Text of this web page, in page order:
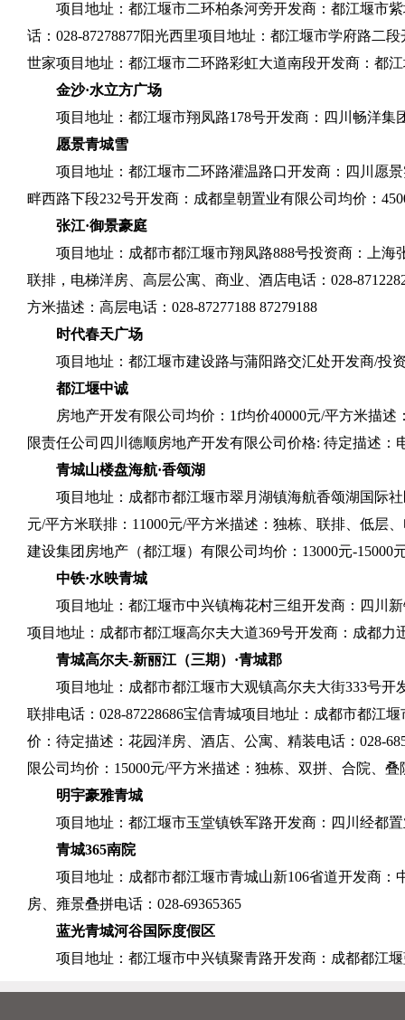
项目地址：都江堰市二环柏条河旁开发商：都江堰市
话： 028-87278877阳光西里项目地址：都江堰市学府路二
世家项目地址：都江堰市二环路彩虹大道南段开发商：都
金沙·水立方广场
项目地址：都江堰市翔凤路178号开发商：四川畅洋集
愿景青城雪
项目地址：都江堰市二环路灌温路口开发商：四川愿
畔西路下段232号开发商：成都皇朝置业有限公司均价：
张江·御景豪庭
项目地址：成都市都江堰市翔凤路888号投资商：上海
联排，电梯洋房、高层公寓、商业、酒店电话： 028-
方米描述：高层电话： 028-87277188 87279188
时代春天广场
项目地址：都江堰市建设路与蒲阳路交汇处开发商/投
都江堰中诚
房地产开发有限公司均价： 1f均价40000元/平方米描述
限责任公司四川德顺房地产开发有限公司价格: 待定描述：
青城山楼盘海航·香颂湖
项目地址：成都市都江堰市翠月湖镇海航香颂湖国际
元/平方米联排： 11000元/平方米描述：独栋、联排、低层
建设集团房地产（都江堰）有限公司均价： 13000元-15000
中铁·水映青城
项目地址：都江堰市中兴镇梅花村三组开发商：四川
项目地址：成都市都江堰高尔夫大道369号开发商：成都力
青城高尔夫-新丽江（三期）·青城郡
项目地址：成都市都江堰市大观镇高尔夫大街333号开
联排电话： 028-87228686宝信青城项目地址：成都市都江堰
价：待定描述：花园洋房、酒店、公寓、精装电话： 028-
限公司均价： 15000元/平方米描述：独栋、双拼、合院、叠
明宇豪雅青城
项目地址：都江堰市玉堂镇铁军路开发商：四川经都
青城365南院
项目地址：成都市都江堰市青城山新106省道开发商：
房、雍景叠拼电话： 028-69365365
蓝光青城河谷国际度假区
项目地址：都江堰市中兴镇聚青路开发商：成都都江